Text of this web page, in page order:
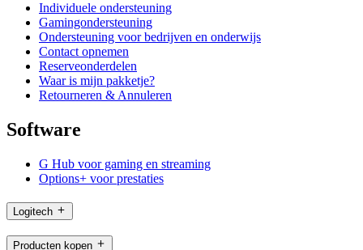
Individuele ondersteuning
Gamingondersteuning
Ondersteuning voor bedrijven en onderwijs
Contact opnemen
Reserveonderdelen
Waar is mijn pakketje?
Retourneren & Annuleren
Software
G Hub voor gaming en streaming
Options+ voor prestaties
Logitech
Producten kopen